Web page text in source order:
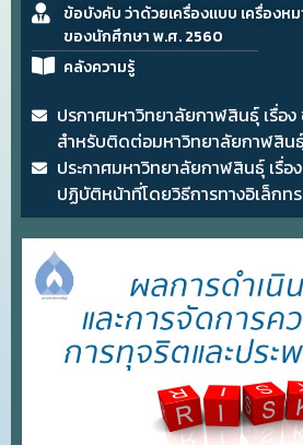
ข้อบังคับ ว่าด้วยเครื่องแบบ เครื่องห
ของนักศึกษา พ.ศ. 2560
คลังความรู้
ปรกาศมหาวิทยาลัยกาฬสินธุ์ เรื่อ
สำหรับติดต่อมหาวิทยาลัยกาฬสิ
ประกาศมหาวิทยาลัยกาฬสินธุ์ เรื่อ
ปฏิบัติหน้าที่โดยวิธีการทางอิเล็ก